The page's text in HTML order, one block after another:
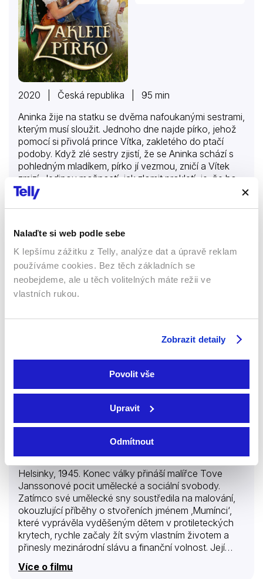
Nalaďte si web podle sebe
K lepšímu zážitku z Telly, analýze dat a úpravě reklam
používáme cookies. Bez těch základních se
neobejdeme, ale u těch volitelných máte režii ve
vlastních rukou.
Zobrazit detaily
Povolit vše
Upravit
Odmítnout
2020 | Česká republika | 95 min
Aninka žije na statku se dvěma nafoukanými sestrami,
kterým musí sloužit. Jednoho dne najde pírko, jehož
pomocí si přivolá prince Vítka, zakletého do ptačí
podoby. Když zlé sestry zjistí, že se Aninka schází s
pohledným mladíkem, pírko jí vezmou, zničí a Vítek
zmizí. Jedinou možností, jak zlomit prokletí, je, že ho
Aninka najde kdesi ve světě. A tak se dívka vydává na
cestu za záchranou svého milého. Jejím průvodcem
před zlým sedlákem. Společně prožijí řadu
dobrodružství i legrace. A přestože vodnická kouzla
dokáží Anince pomoci, jak k uzdravení nemocných,
tak na obranu proti loupežníkům, k záchraně Vítka
bude potřeba především pravá láska.
Více o filmu
Tove
Filmy
Ostatní
Helsinky, 1945. Konec války přináší malířce Tove
Janssonové pocit umělecké a sociální svobody.
Zatímco své umělecké sny soustředila na malování,
okouzlující příběhy o stvořeních jménem ‚Mumínci‘,
které vyprávěla vyděšeným dětem v protileteckých
krytech, rychle začaly žít svým vlastním životem a
přinesly mezinárodní slávu a finanční volnost. Její
touha po svobodě je vystavena zkoušce, když
potkává divadelní režisérku Vivicu Bandlerovou, která
Více o filmu